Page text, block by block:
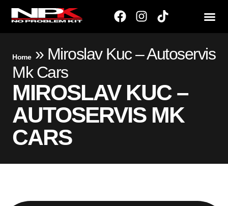
Home» Miroslav Kuc – Autoservis
Mk Cars
MIROSLAV KUC –
AUTOSERVIS MK
CARS